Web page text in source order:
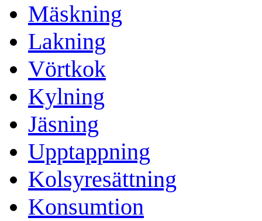
Mäskning
Lakning
Vörtkok
Kylning
Jäsning
Upptappning
Kolsyresättning
Konsumtion